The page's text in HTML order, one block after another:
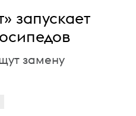
запускает
замену